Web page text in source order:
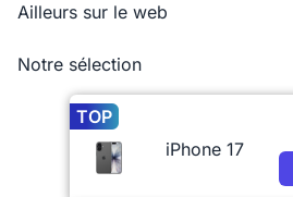
Ailleurs sur le web
Notre sélection
TOP
iPhone 17